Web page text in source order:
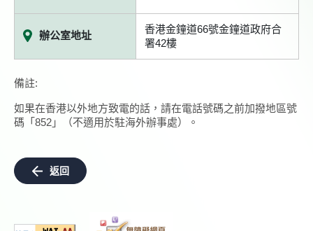
辦公室地址
香港金鐘道66號金鐘道政府合
署42樓
備註:
如果在香港以外地方致電的話，請在電話號碼之前加撥地區號
碼「852」（不適用於駐海外辦事處）。
返回